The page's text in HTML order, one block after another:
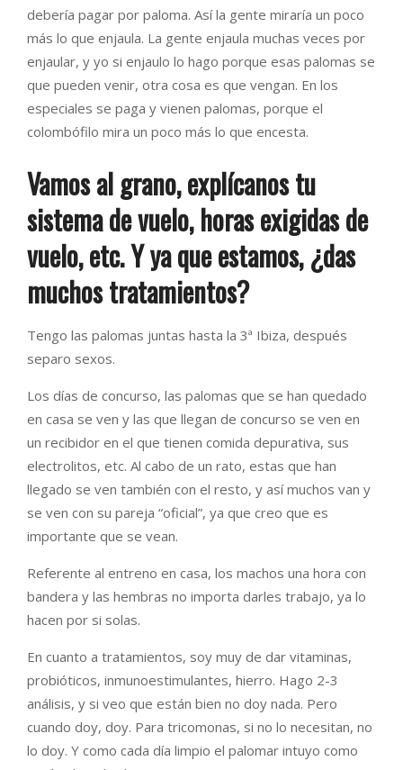
debería pagar por paloma. Así la gente miraría un poco
más lo que enjaula. La gente enjaula muchas veces por
enjaular, y yo si enjaulo lo hago porque esas palomas se
que pueden venir, otra cosa es que vengan. En los
especiales se paga y vienen palomas, porque el
colombófilo mira un poco más lo que encesta.
Vamos al grano, explícanos tu
sistema de vuelo, horas exigidas de
vuelo, etc. Y ya que estamos, ¿das
muchos tratamientos?
Tengo las palomas juntas hasta la 3ª Ibiza, después
separo sexos.
Los días de concurso, las palomas que se han quedado
en casa se ven y las que llegan de concurso se ven en
un recibidor en el que tienen comida depurativa, sus
electrolitos, etc. Al cabo de un rato, estas que han
llegado se ven también con el resto, y así muchos van y
se ven con su pareja “oficial”, ya que creo que es
importante que se vean.
Referente al entreno en casa, los machos una hora con
bandera y las hembras no importa darles trabajo, ya lo
hacen por si solas.
En cuanto a tratamientos, soy muy de dar vitaminas,
probióticos, inmunoestimulantes, hierro. Hago 2-3
análisis, y si veo que están bien no doy nada. Pero
cuando doy, doy. Para tricomonas, si no lo necesitan, no
lo doy. Y como cada día limpio el palomar intuyo como